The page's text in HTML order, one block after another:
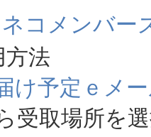
コメンバー
法
け予定ｅメ
受取場所を